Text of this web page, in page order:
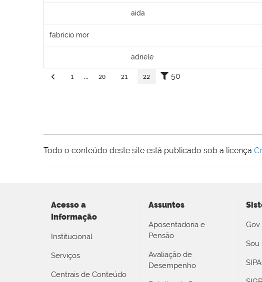
aida
fabricio mor
adriele
1 20 21 22 50
Todo o conteúdo deste site está publicado sob a licença
Acesso a
Informação
Institucional
Serviços
Centrais de Conteúdo
Assuntos
Aposentadoria e
Pensão
Avaliação de
Desempenho
Gov
Sou